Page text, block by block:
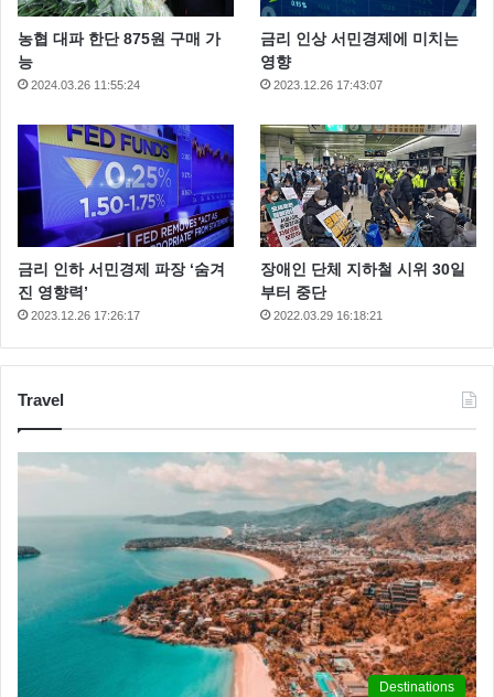
김시온의 아버지는 박영훈 감독 입니다. 2002년 이병헌
이미연 주연의 영화 ‘중독’으로 데뷔한 박영훈 감독은
이후 영화 ‘댄서의 순정’, ‘브라보 마이 라이프’ 등을 연
출했다.
그러니깐 김시온의 집안은 아버지 영화 감독, 어머니 23
년차 배우로 자연스럽게 연기자의 길을 갈 수 있는 조건
이 되어 있었습니다.
농협 대파 한단 875원 구매 가
능
2024.03.26 11:55:24
금리 인상 서민경제에 미치는
영향
2023.12.26 17:43:07
금리 인하 서민경제 파장 ‘숨겨
진 영향력’
2023.12.26 17:26:17
장애인 단체 지하철 시위 30일
부터 중단
2022.03.29 16:18:21
Travel
Destinations